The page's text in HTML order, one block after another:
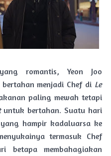
romantis, Yeon Joo
menjadi Chef di Le
paling mewah tetapi
untuk bertahan. Suatu hari
yang hampir kadaluarsa ke
termasuk Chef
betapa membahagiakan